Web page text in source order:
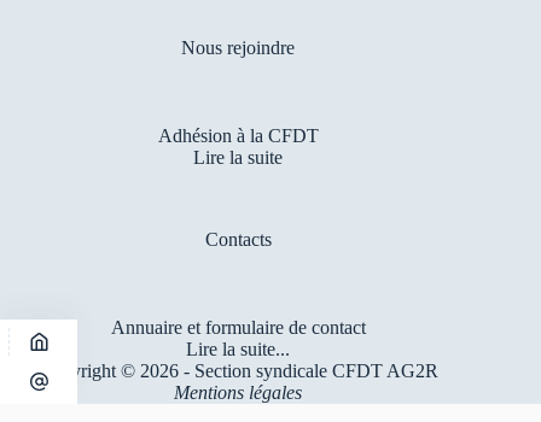
Nous rejoindre
Adhésion à la CFDT
Lire la suite
Contacts
Annuaire et formulaire de contact
Lire la suite...
Copyright © 2026 - Section syndicale CFDT AG2R
Mentions légales